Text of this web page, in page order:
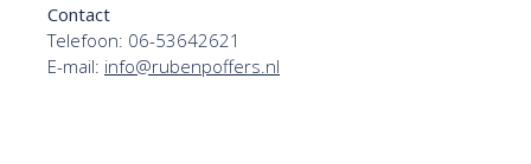
Contact
Telefoon: 06-53642621
E-mail: info@rubenpoffers.nl